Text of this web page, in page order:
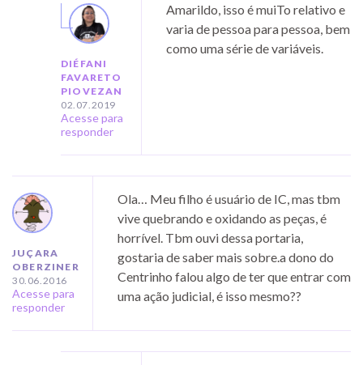
DIÉFANI
FAVARETO
PIOVEZAN
02.07.2019
Acesse para
responder
Amarildo, isso é muiTo relativo e
varia de pessoa para pessoa, bem
como uma série de variáveis.
JUÇARA
OBERZINER
30.06.2016
Acesse para
responder
Ola… Meu filho é usuário de IC, mas tbm
vive quebrando e oxidando as peças, é
horrível. Tbm ouvi dessa portaria,
gostaria de saber mais sobre.a dono do
Centrinho falou algo de ter que entrar com
uma ação judicial, é isso mesmo??